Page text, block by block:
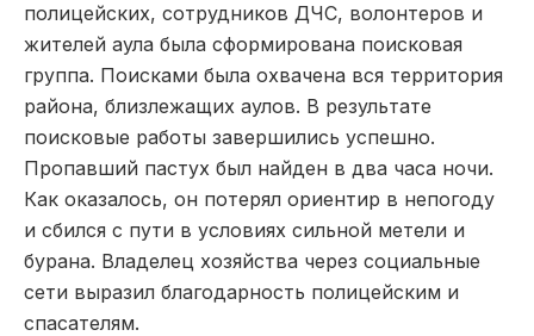
полицейских, сотрудников ДЧС, волонтеров и
жителей аула была сформирована поисковая
группа. Поисками была охвачена вся территория
района, близлежащих аулов. В результате
поисковые работы завершились успешно.
Пропавший пастух был найден в два часа ночи.
Как оказалось, он потерял ориентир в непогоду
и сбился с пути в условиях сильной метели и
бурана. Владелец хозяйства через социальные
сети выразил благодарность полицейским и
спасателям.